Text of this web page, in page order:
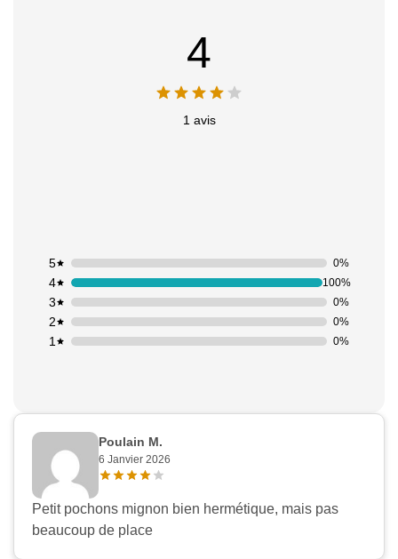
4
1 avis
1 0%
2 0%
3 0%
4 100%
5 0%
Poulain M.
6 Janvier 2026
Petit pochons mignon bien hermétique, mais pas
beaucoup de place